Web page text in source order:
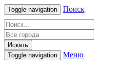
Toggle navigation Поиск
Искать
Toggle navigation
Меню